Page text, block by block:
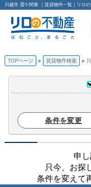
川越市 霞ケ関東 ｜賃貸物件一覧｜リロ
TOPページ 賃貸物件検索
条件を変更
申
只今、お探
条件を変えて